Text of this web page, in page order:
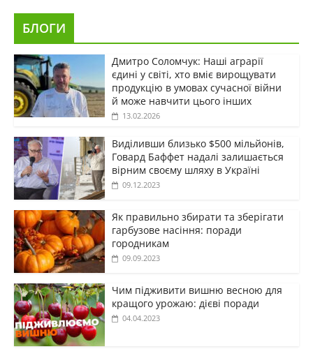
БЛОГИ
Дмитро Соломчук: Наші аграрії
єдині у світі, хто вміє вирощувати
продукцію в умовах сучасної війни
й може навчити цього інших
13.02.2026
Виділивши близько $500 мільйонів,
Говард Баффет надалі залишається
вірним своєму шляху в Україні
09.12.2023
Як правильно збирати та зберігати
гарбузове насіння: поради
городникам
09.09.2023
Чим підживити вишню весною для
кращого урожаю: дієві поради
04.04.2023